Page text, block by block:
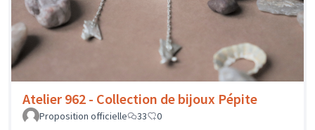
Atelier 962 - Collection de bijoux Pépite
Proposition officielle 33 0